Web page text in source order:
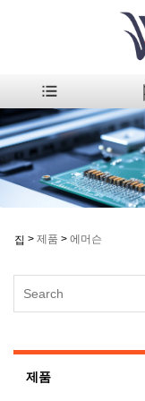
집 > 제품 > 에머슨
제품